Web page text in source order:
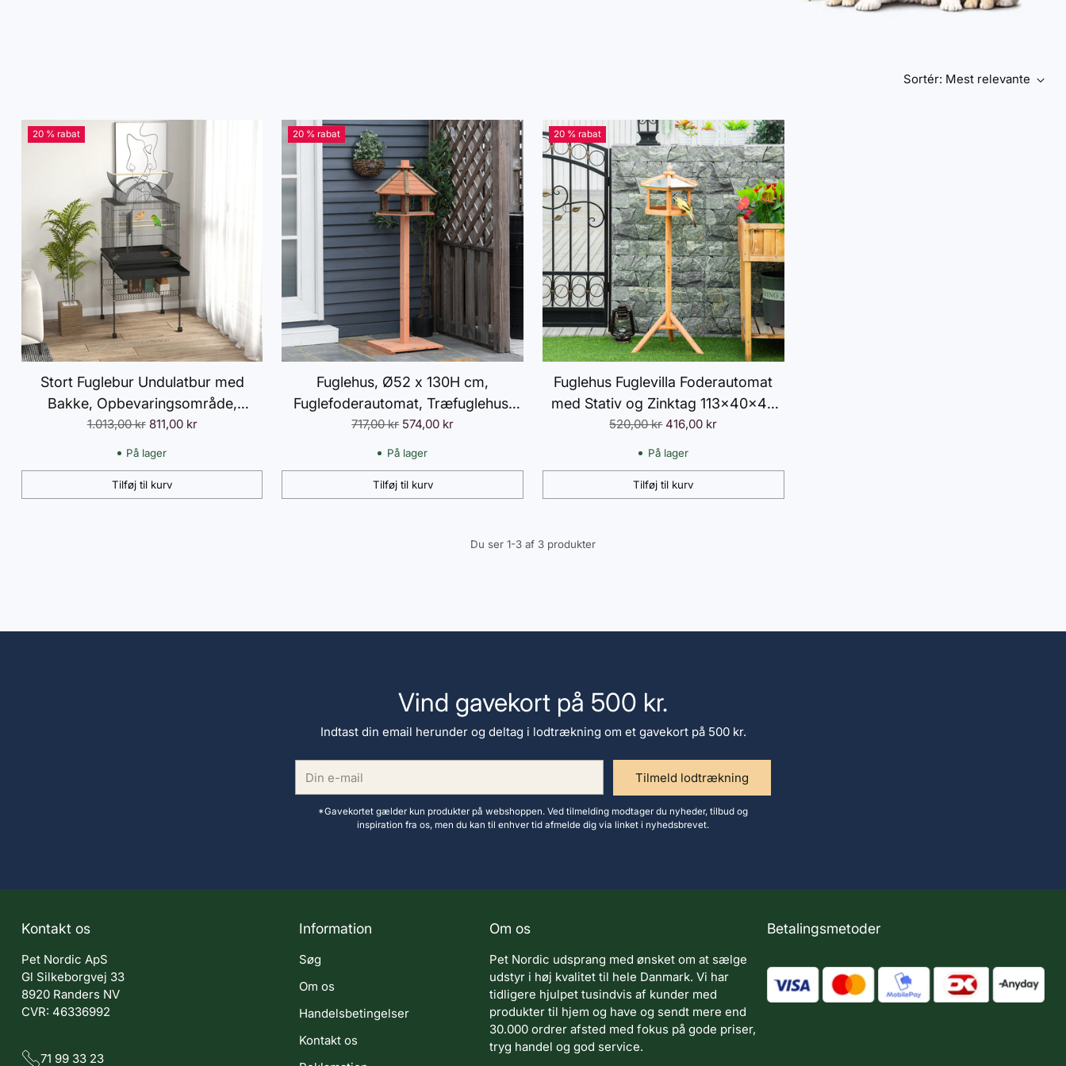
Sortér: Mest relevante
20 % rabat
Stort Fuglebur Undulatbur med
Bakke, Opbevaringsområde,
Foderstation, Fuglehus med Hjul til
Kanariefugle, Stål 63 x 53 x 144 cm
Sort
Normalpris
1.013,00 kr 811,00 kr
På lager
Tilføj til kurv
Antal
20 % rabat
Fuglehus, Ø52 x 130H cm,
Fuglefoderautomat, Træfuglehus,
Foderautomat, Fuglestativ,
Bordfuglehus, Naturlig
Normalpris
717,00 kr 574,00 kr
På lager
Tilføj til kurv
Antal
20 % rabat
Fuglehus Fuglevilla Foderautomat
med Stativ og Zinktag 113x40x40
cm, Vejrbestandigt Fuglehus til Have
& Terrasse
Normalpris
520,00 kr 416,00 kr
På lager
Tilføj til kurv
Antal
Du ser 1-3 af 3 produkter
Vind gavekort på 500 kr.
Indtast din email herunder og deltag i lodtrækning om et gavekort på 500 kr.
e-
Tilmeld lodtrækning
*Gavekortet gælder kun produkter på webshoppen. Ved tilmelding modtager du nyheder, tilbud og
inspiration fra os, men du kan til enhver tid afmelde dig via linket i nyhedsbrevet.
Kontakt os
Pet Nordic ApS
Gl Silkeborgvej 33
8920 Randers NV
CVR: 46336992
71 99 33 23
Information
Søg
Om os
Handelsbetingelser
Kontakt os
Om os
Pet Nordic udsprang med ønsket om at sælge
udstyr i høj kvalitet til hele Danmark. Vi har
tidligere hjulpet tusindvis af kunder med
produkter til hjem og have og sendt mere end
30.000 ordrer afsted med fokus på gode priser,
tryg handel og god service.
Betalingsmetoder